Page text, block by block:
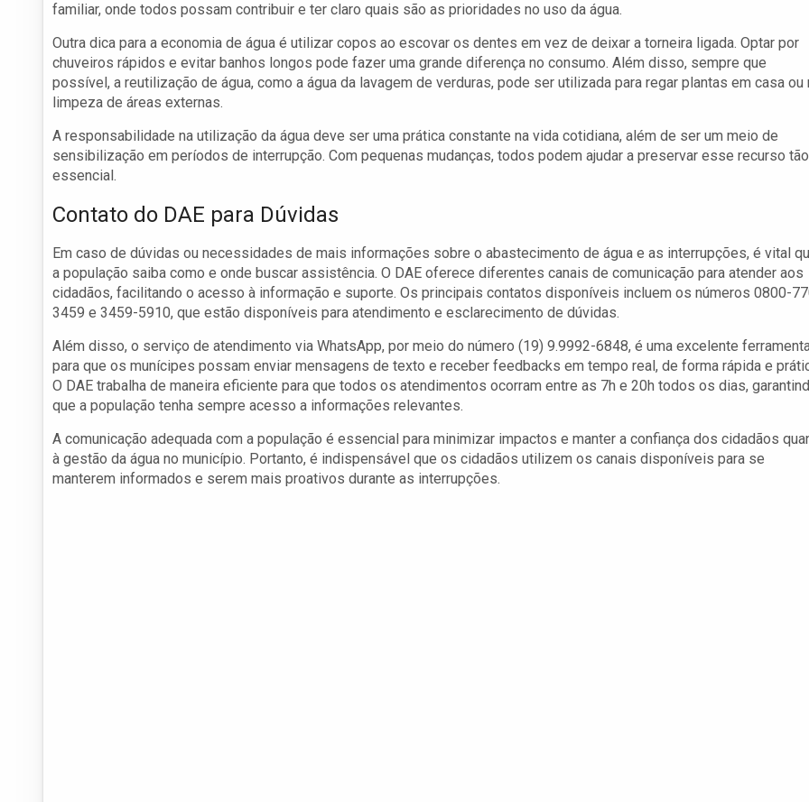
familiar, onde todos possam contribuir e ter claro quais são as prioridades no uso da água.
Outra dica para a economia de água é utilizar copos ao escovar os dentes em vez de deixar a torneira ligada. Optar por
chuveiros rápidos e evitar banhos longos pode fazer uma grande diferença no consumo. Além disso, sempre que
possível, a reutilização de água, como a água da lavagem de verduras, pode ser utilizada para regar plantas em casa ou
limpeza de áreas externas.
A responsabilidade na utilização da água deve ser uma prática constante na vida cotidiana, além de ser um meio de
sensibilização em períodos de interrupção. Com pequenas mudanças, todos podem ajudar a preservar esse recurso tão
essencial.
Contato do DAE para Dúvidas
Em caso de dúvidas ou necessidades de mais informações sobre o abastecimento de água e as interrupções, é vital
a população saiba como e onde buscar assistência. O DAE oferece diferentes canais de comunicação para atender aos
cidadãos, facilitando o acesso à informação e suporte. Os principais contatos disponíveis incluem os números 0800-
3459 e 3459-5910, que estão disponíveis para atendimento e esclarecimento de dúvidas.
Além disso, o serviço de atendimento via WhatsApp, por meio do número (19) 9.9992-6848, é uma excelente
para que os munícipes possam enviar mensagens de texto e receber feedbacks em tempo real, de forma rápida e
O DAE trabalha de maneira eficiente para que todos os atendimentos ocorram entre as 7h e 20h todos os dias,
que a população tenha sempre acesso a informações relevantes.
A comunicação adequada com a população é essencial para minimizar impactos e manter a confiança dos cidadãos
à gestão da água no município. Portanto, é indispensável que os cidadãos utilizem os canais disponíveis para se
manterem informados e serem mais proativos durante as interrupções.